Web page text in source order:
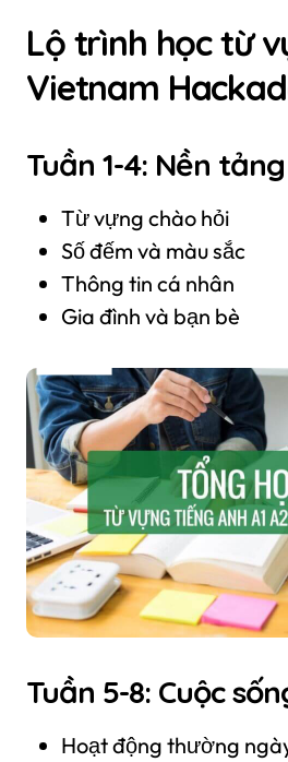
Lộ trình học từ
Vietnam
Tuần 1-4: Nền
Từ vựng chào hỏi
Số đếm và màu sắc
Thông tin cá nhân
Gia đình và bạn bè
Tuần 5-8: Cuộc
Hoạt động thường